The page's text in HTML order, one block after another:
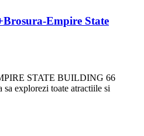
Empire State
STATE BUILDING 66
explorezi toate atractiile si